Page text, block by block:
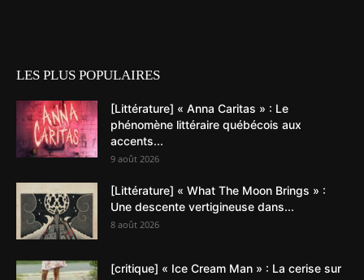
LES PLUS POPULAIRES
[Littérature] « Anna Caritas » : Le
phénomène littéraire québécois aux
accents...
9 août 2026
[Littérature] « What The Moon Brings » :
Une descente vertigineuse dans...
8 août 2026
[critique] « Ice Cream Man » : La cerise sur